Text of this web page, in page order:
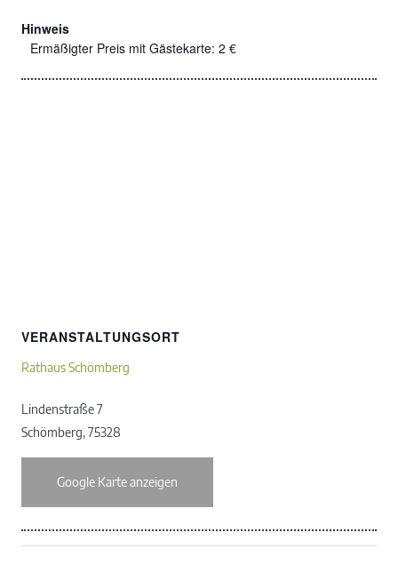
Hinweis
Ermäßigter Preis mit Gästekarte: 2 €
VERANSTALTUNGSORT
Rathaus Schömberg
Lindenstraße 7
Schömberg,75328
Google Karte anzeigen